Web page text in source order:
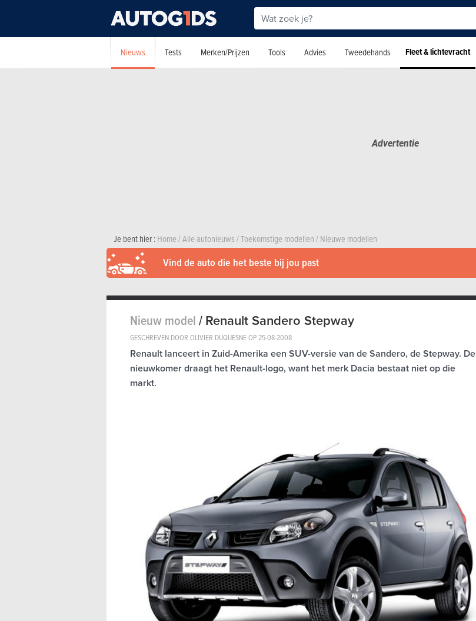
Nieuws Tests Merken/Prijzen Tools Advies Tweedehands Fleet & lichtevracht
Je bent hier :Home/Alle autonieuws/Toekomstige modellen/Nieuwe modellen
Vind de auto die het beste bij jou past
Nieuw model/Renault Sandero Stepway
GESCHREVEN DOOR OLIVIER DUQUESNE OP25-08-2008
Renault lanceert in Zuid-Amerika een SUV-versie van de Sandero, de Stepway. De
nieuwkomer draagt het Renault-logo, want het merk Dacia bestaat niet op die
markt.